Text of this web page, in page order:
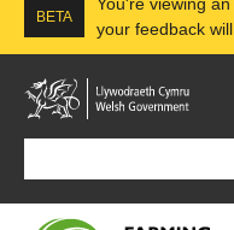
BETA
your feedback